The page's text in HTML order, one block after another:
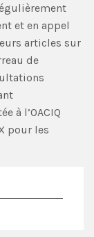
et en appel
articles sur
de
à l’OACIQ
pour les